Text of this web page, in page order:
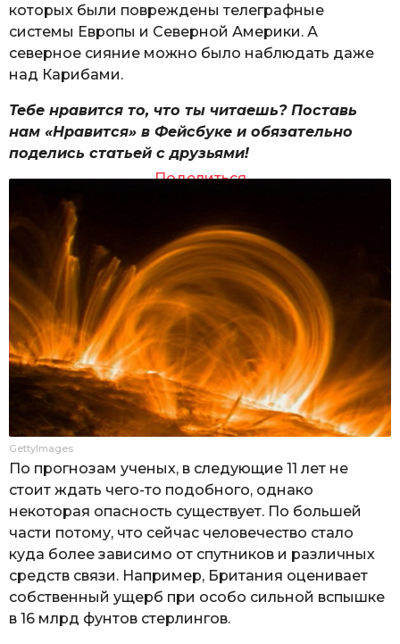
которых были повреждены телеграфные
системы Европы и Северной Америки. А
северное сияние можно было наблюдать даже
над Карибами.
Тебе нравится то, что ты читаешь? Поставь
нам «Нравится» в Фейсбуке и обязательно
поделись статьей с друзьями!
Поделиться
GettyImages
По прогнозам ученых, в следующие 11 лет не
стоит ждать чего-то подобного, однако
некоторая опасность существует. По большей
части потому, что сейчас человечество стало
куда более зависимо от спутников и различных
средств связи. Например, Британия оценивает
собственный ущерб при особо сильной вспышке
в 16 млрд фунтов стерлингов.